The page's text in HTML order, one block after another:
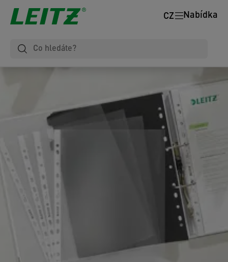
Nabídka
CZ